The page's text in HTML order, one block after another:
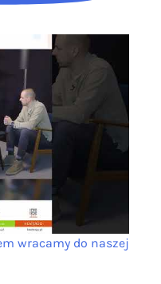
wracamy do naszej